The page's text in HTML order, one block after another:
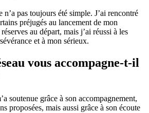
n’a pas toujours été simple. J’ai rencontré
préjugés au lancement de mon
au départ, mais j’ai réussi à les
et à mon sérieux.
vous accompagne-t-il
soutenue grâce à son accompagnement,
proposées, mais aussi grâce à son écoute